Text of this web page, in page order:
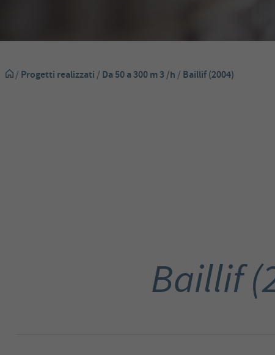
/ Progetti realizzati/ Da 50 a 300 m 3 /h/ Baillif (2004)
Baillif